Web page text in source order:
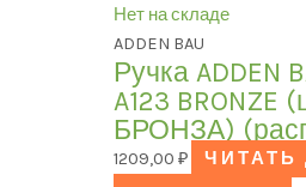
Нет на складе
ADDEN BAU
Ручка ADDEN
A123 BRONZE
БРОНЗА)
1209,00₽
ЧИТАТЬ